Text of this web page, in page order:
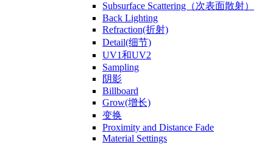
Subsurface Scattering（次表面散射）
Back Lighting
Refraction(折射)
Detail(细节)
UV1和UV2
Sampling
阴影
Billboard
Grow(增长)
变换
Proximity and Distance Fade
Material Settings